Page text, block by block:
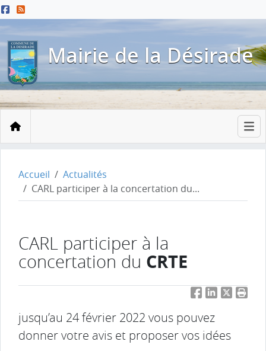
Menu principal
Contenu principal
Pied de page
Mairie de la Désirade
Accueil
Accueil
Actualités
CARL participer à la concertation du...
CARL participer à la
concertation du CRTE
FacebookLinkedIn
Twitter
jusqu’au 24 février 2022 vous pouvez
donner votre avis et proposer vos idées